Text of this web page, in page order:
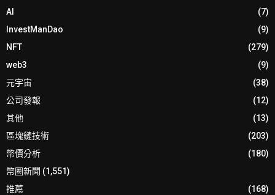
AI
(7)
InvestManDao
(9)
NFT
(279)
web3
(9)
元宇宙
(38)
公司發報
(12)
其他
(13)
區塊鏈技術
(203)
幣價分析
(180)
幣圈新聞 (1,551)
推薦
(168)